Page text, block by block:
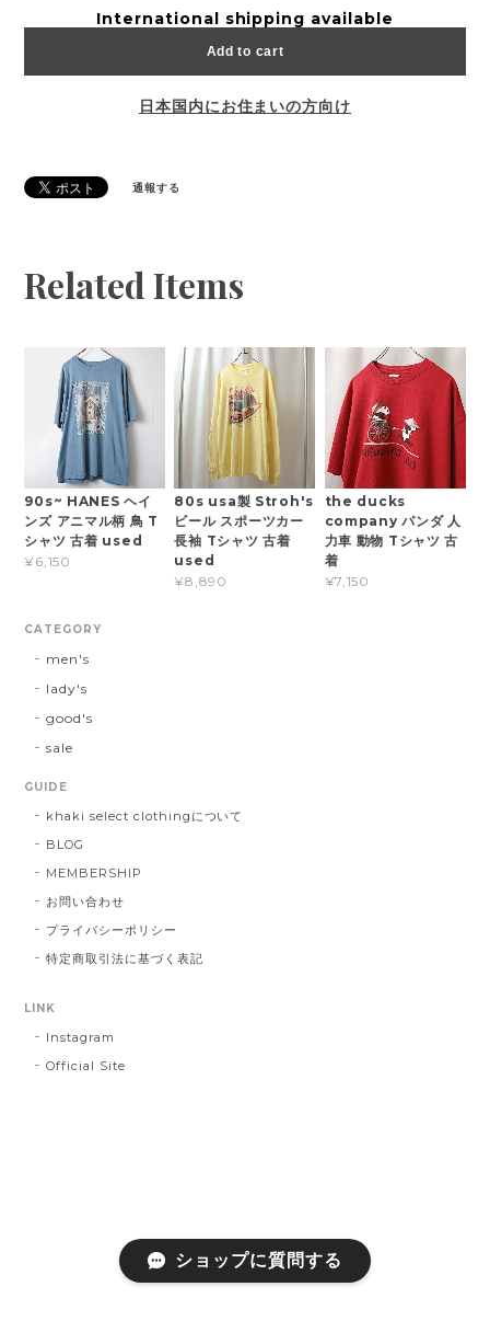
International shipping available
Add to cart
日本国内にお住まいの方向け
通報する
Related Items
90s~ HANES ヘイ
ンズ アニマル柄 鳥 T
シャツ 古着 used
¥6,150
80s usa製 Stroh's
ビール スポーツカー
長袖 Tシャツ 古着
used
¥8,890
the ducks
company パンダ 人
力車 動物 Tシャツ 古
着
¥7,150
CATEGORY
men's
lady's
good's
sale
GUIDE
khaki select clothingについて
BLOG
MEMBERSHIP
お問い合わせ
プライバシーポリシー
特定商取引法に基づく表記
LINK
Instagram
Official Site
ショップに質問する